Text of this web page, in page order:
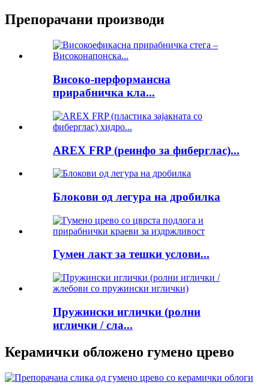
Препорачани производи
Високо-перформансна
прирабничка кла...
AREX FRP (реинфо за фиберглас)...
Блокови од легура на дробилка
Гумен лакт за тешки услови...
Пружински иглички (ролни
иглички / сла...
Керамички обложено гумено црево